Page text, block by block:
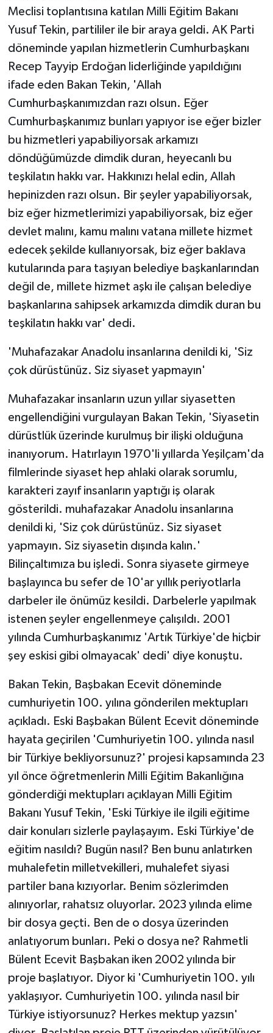
Meclisi toplantısına katılan Milli Eğitim Bakanı
Yusuf Tekin, partililer ile bir araya geldi. AK Parti
döneminde yapılan hizmetlerin Cumhurbaşkanı
Recep Tayyip Erdoğan liderliğinde yapıldığını
ifade eden Bakan Tekin, 'Allah
Cumhurbaşkanımızdan razı olsun. Eğer
Cumhurbaşkanımız bunları yapıyor ise eğer bizler
bu hizmetleri yapabiliyorsak arkamızı
döndüğümüzde dimdik duran, heyecanlı bu
teşkilatın hakkı var. Hakkınızı helal edin, Allah
hepinizden razı olsun. Bir şeyler yapabiliyorsak,
biz eğer hizmetlerimizi yapabiliyorsak, biz eğer
devlet malını, kamu malını vatana millete hizmet
edecek şekilde kullanıyorsak, biz eğer baklava
kutularında para taşıyan belediye başkanlarından
değil de, millete hizmet aşkı ile çalışan belediye
başkanlarına sahipsek arkamızda dimdik duran bu
teşkilatın hakkı var' dedi.
'Muhafazakar Anadolu insanlarına denildi ki, 'Siz
çok dürüstünüz. Siz siyaset yapmayın'
Muhafazakar insanların uzun yıllar siyasetten
engellendiğini vurgulayan Bakan Tekin, 'Siyasetin
dürüstlük üzerinde kurulmuş bir ilişki olduğuna
inanıyorum. Hatırlayın 1970'li yıllarda Yeşilçam'da
filmlerinde siyaset hep ahlaki olarak sorumlu,
karakteri zayıf insanların yaptığı iş olarak
gösterildi. muhafazakar Anadolu insanlarına
denildi ki, 'Siz çok dürüstünüz. Siz siyaset
yapmayın. Siz siyasetin dışında kalın.'
Bilinçaltımıza bu işledi. Sonra siyasete girmeye
başlayınca bu sefer de 10'ar yıllık periyotlarla
darbeler ile önümüz kesildi. Darbelerle yapılmak
istenen şeyler engellenmeye çalışıldı. 2001
yılında Cumhurbaşkanımız 'Artık Türkiye'de hiçbir
şey eskisi gibi olmayacak' dedi' diye konuştu.
Bakan Tekin, Başbakan Ecevit döneminde
cumhuriyetin 100. yılına gönderilen mektupları
açıkladı. Eski Başbakan Bülent Ecevit döneminde
hayata geçirilen 'Cumhuriyetin 100. yılında nasıl
bir Türkiye bekliyorsunuz?' projesi kapsamında 23
yıl önce öğretmenlerin Milli Eğitim Bakanlığına
gönderdiği mektupları açıklayan Milli Eğitim
Bakanı Yusuf Tekin, 'Eski Türkiye ile ilgili eğitime
dair konuları sizlerle paylaşayım. Eski Türkiye'de
eğitim nasıldı? Bugün nasıl? Ben bunu anlatırken
muhalefetin milletvekilleri, muhalefet siyasi
partiler bana kızıyorlar. Benim sözlerimden
alınıyorlar, rahatsız oluyorlar. 2023 yılında elime
bir dosya geçti. Ben de o dosya üzerinden
anlatıyorum bunları. Peki o dosya ne? Rahmetli
Bülent Ecevit Başbakan iken 2002 yılında bir
proje başlatıyor. Diyor ki 'Cumhuriyetin 100. yılı
yaklaşıyor. Cumhuriyetin 100. yılında nasıl bir
Türkiye istiyorsunuz? Herkes mektup yazsın'